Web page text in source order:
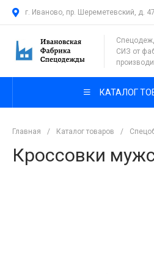
г. Иваново, пр. Шереметевский, д.
СИЗ от
КАТАЛОГ
Главная / Каталог товаров /
Кроссовки